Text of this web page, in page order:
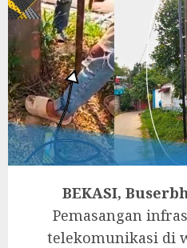
BEKASI,
Pemasangan
telekomunikasi di